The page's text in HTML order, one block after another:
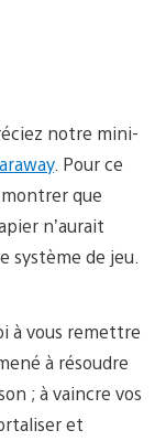
notre mini-
. Pour ce
que
n’aurait
système de jeu.
à vous remettre
à résoudre
; à vaincre vos
et